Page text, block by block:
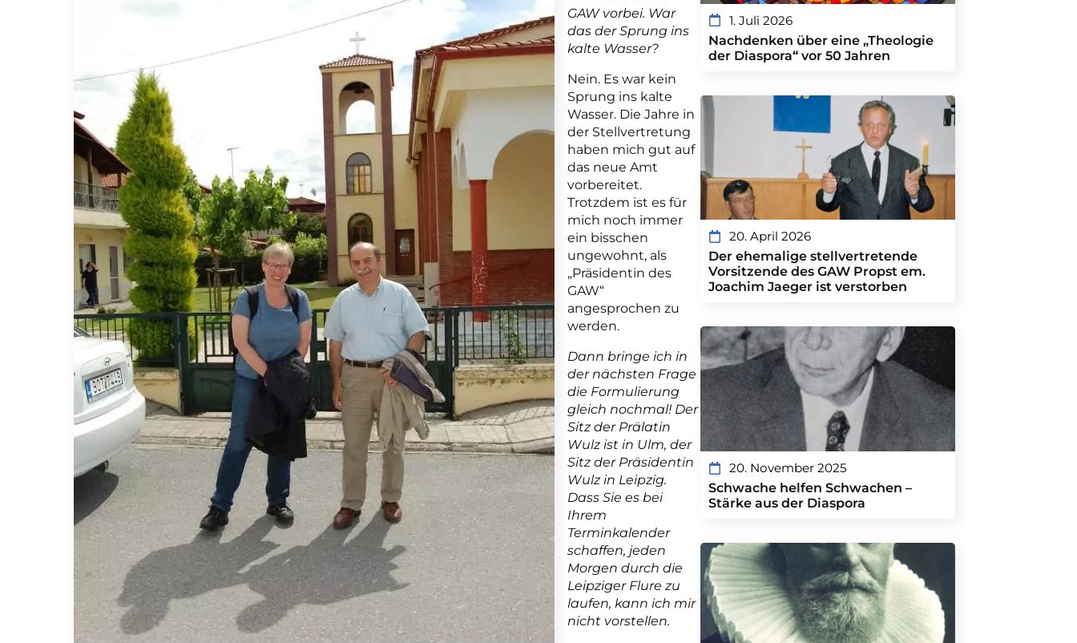
GAW vorbei. War
das der Sprung ins
kalte Wasser?
Nein. Es war kein
Sprung ins kalte
Wasser. Die Jahre in
der Stellvertretung
haben mich gut auf
das neue Amt
vorbereitet.
Trotzdem ist es für
mich noch immer
ein bisschen
ungewohnt, als
„Präsidentin des
GAW“
angesprochen zu
werden.
Dann bringe ich in
der nächsten Frage
die Formulierung
gleich nochmal! Der
Sitz der Prälatin
Wulz ist in Ulm, der
Sitz der Präsidentin
Wulz in Leipzig.
Dass Sie es bei
Ihrem
Terminkalender
schaffen, jeden
Morgen durch die
Leipziger Flure zu
laufen, kann ich mir
nicht vorstellen.
1. Juli 2026
Nachdenken über eine „Theologie
der Diaspora“ vor 50 Jahren
20. April 2026
Der ehemalige stellvertretende
Vorsitzende des GAW Propst em.
Joachim Jaeger ist verstorben
20. November 2025
Schwache helfen Schwachen –
Stärke aus der Diaspora